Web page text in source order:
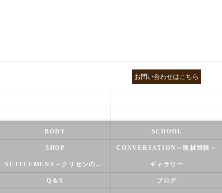
お問い合わせはこちら
BODY SCHOOL
SHOP CONVERSATION～取材対談～
SETTLEMENT～クリセンのズバリ解決シリーズ～ ギャラリー
Q＆A ブログ